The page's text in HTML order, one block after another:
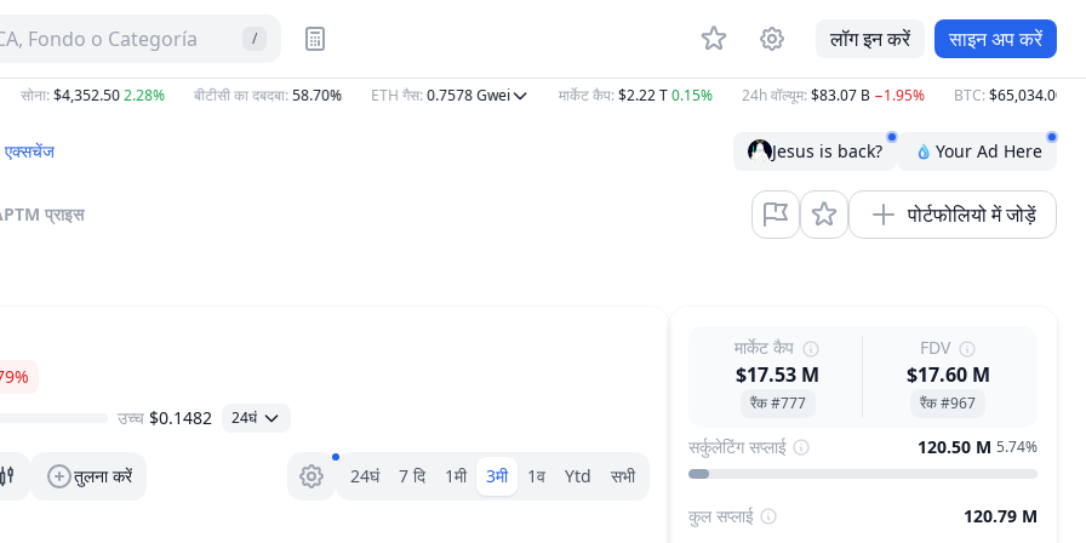
Fondo o Categoría / लॉग इन करें साइन अप करें
सोना:$4,352.502.28% बीटीसी का दबदबा:58.70% ETH गैस :0.7578Gwei मार्केट कैप:$2.22 T0.15% 24h वॉल्यूम:$83.07 B−1.95% BTC:$65,034.00
एक्सचेंज Jesus is back? Your Ad Here
प्राइस पोर्टफोलियो में जोड़ें
उच्च $0.1482 24घं
तुलना करें रेंज चयनकर्ता।
24घं 7 दि 1मी 3मी 1व Ytd सभी
मार्केट कैप
$17.53 M
रैंक #777
FDV
$17.60 M
रैंक #967
सर्कुलेटिंग सप्लाई 120.50 M 5.74%
कुल सप्लाई
120.79 M